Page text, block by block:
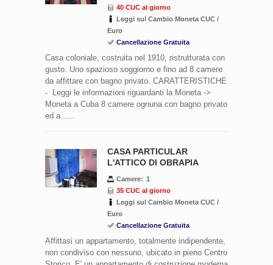
40 CUC al giorno
Leggi sul Cambio Moneta CUC /
Euro
Cancellazione Gratuita
Casa coloniale, costruita nel 1910, ristrutturata con
gusto. Uno spazioso soggiorno e fino ad 8 camere
da affittare con bagno privato. CARATTERISTICHE
- Leggi le informazioni riguardanti la Moneta ->
Moneta a Cuba 8 camere ognuna con bagno privato
ed a......
CASA PARTICULAR
L'ATTICO DI OBRAPIA
Camere: 1
35 CUC al giorno
Leggi sul Cambio Moneta CUC /
Euro
Cancellazione Gratuita
Affittasi un appartamento, totalmente indipendente,
non condiviso con nessuno, ubicato in pieno Centro